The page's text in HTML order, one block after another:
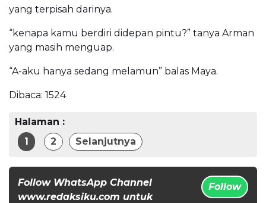
yang terpisah darinya.
“kenapa kamu berdiri didepan pintu?” tanya Arman
yang masih menguap.
“A-aku hanya sedang melamun” balas Maya.
Dibaca: 1524
Halaman :
1
2 Selanjutnya
Follow WhatsApp Channel
www.redaksiku.com untuk
Follow